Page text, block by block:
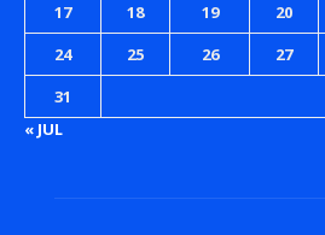
17
18 19 20
24
25 26 27
31
« JUL